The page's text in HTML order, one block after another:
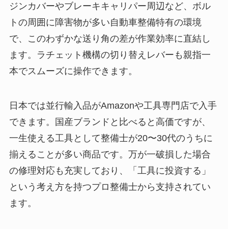
ジンカバーやブレーキキャリパー周辺など、ボル
トの周囲に障害物が多い自動車整備特有の環境
で、このわずかな送り角の差が作業効率に直結し
ます。ラチェット機構の切り替えレバーも親指一
本でスムーズに操作できます。
日本では並行輸入品がAmazonや工具専門店で入手
できます。国産ブランドと比べると高価ですが、
一生使える工具として整備士が20〜30代のうちに
揃えることが多い商品です。万が一破損した場合
の修理対応も充実しており、「工具に投資する」
という考え方を持つプロ整備士から支持されてい
ます。